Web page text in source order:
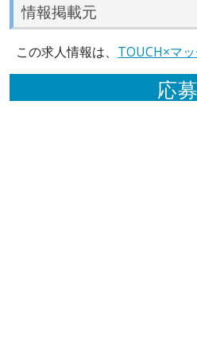
情報掲載元
この求人情報は、 TOUCH×マ
応募